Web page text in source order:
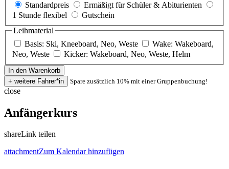
Standardpreis
Ermäßigt für Schüler & Abiturienten
1 Stunde flexibel
Gutschein
Leihmaterial
Basis: Ski, Kneeboard, Neo, Weste
Wake: Wakeboard,
Neo, Weste
Kicker: Wakeboard, Neo, Weste, Helm
Spare zusätzlich 10% mit einer Gruppenbuchung!
close
Anfängerkurs
shareLink teilen
attachmentZum Kalendar hinzufügen